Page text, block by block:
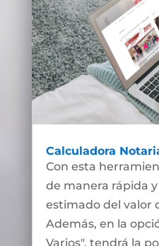
Calculadora
Con esta
de manera rápida
estimado del valor
Además, en la
Varios", tendrá la